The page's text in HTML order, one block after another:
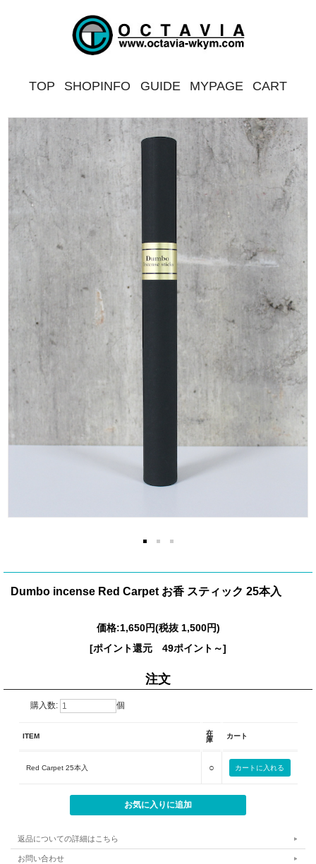
TOP SHOPINFO GUIDE MYPAGE CART
Dumbo incense Red Carpet お香 スティック 25本入
価格:1,650円(税抜 1,500円)
[ポイント還元 49ポイント～]
注文
購入数: 個
ITEM
在
庫
カート
Red Carpet 25本入 ○
返品についての詳細はこちら
お問い合わせ